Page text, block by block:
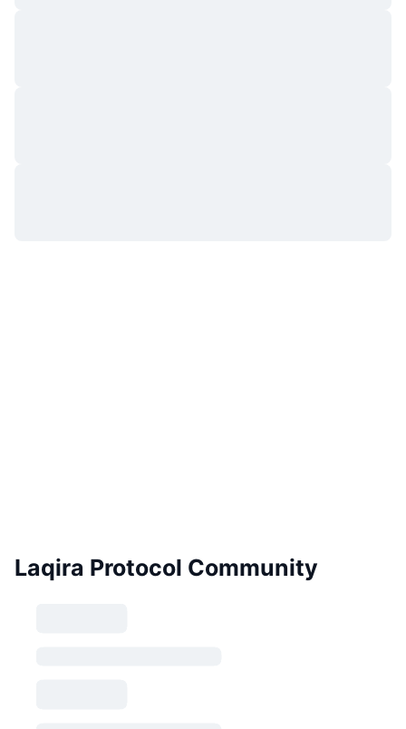
Laqira Protocol Community